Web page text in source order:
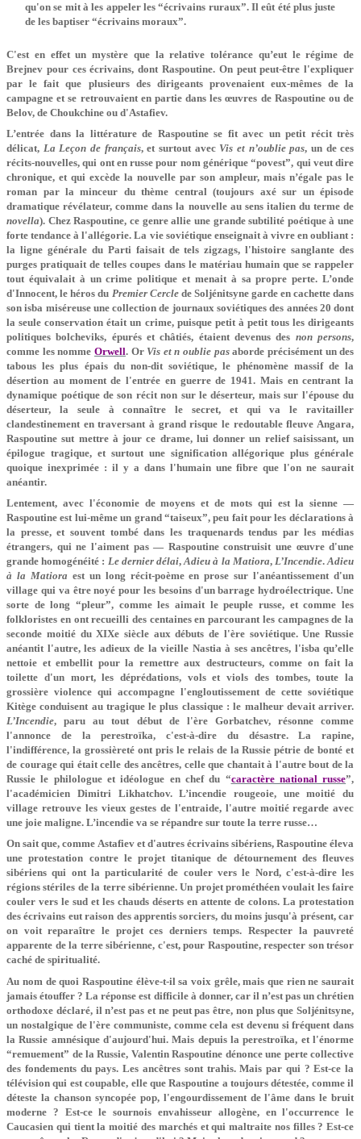
qu'on se mit à les appeler les “écrivains ruraux”. Il eût été plus juste
de les baptiser “écrivains moraux”.
C'est en effet un mystère que la relative tolérance qu’eut le régime de
Brejnev pour ces écrivains, dont Raspoutine. On peut peut-être l'expliquer
par le fait que plusieurs des dirigeants provenaient eux-mêmes de la
campagne et se retrouvaient en partie dans les œuvres de Raspoutine ou de
Belov, de Choukchine ou d'Astafiev.
L’entrée dans la littérature de Raspoutine se fit avec un petit récit très
délicat, La Leçon de français, et surtout avecVis et n’oublie pas, un de ces
récits-nouvelles, qui ont en russe pour nom générique “povest”, qui veut dire
chronique, et qui excède la nouvelle par son ampleur, mais n’égale pas le
roman par la minceur du thème central (toujours axé sur un épisode
dramatique révélateur, comme dans la nouvelle au sens italien du terme de
novella). Chez Raspoutine, ce genre allie une grande subtilité poétique à une
forte tendance à l'allégorie. La vie soviétique enseignait à vivre en oubliant :
la ligne générale du Parti faisait de tels zigzags, l'histoire sanglante des
purges pratiquait de telles coupes dans le matériau humain que se rappeler
tout équivalait à un crime politique et menait à sa propre perte. L’onde
d'Innocent, le héros du Premier Cerclede Soljénitsyne garde en cachette dans
son isba miséreuse une collection de journaux soviétiques des années 20 dont
la seule conservation était un crime, puisque petit à petit tous les dirigeants
politiques bolcheviks, épurés et châtiés, étaient devenus des non persons,
comme les nomme Orwell. Or Vis et n oublie pasaborde précisément un des
tabous les plus épais du non-dit soviétique, le phénomène massif de la
désertion au moment de l'entrée en guerre de 1941. Mais en centrant la
dynamique poétique de son récit non sur le déserteur, mais sur l'épouse du
déserteur, la seule à connaître le secret, et qui va le ravitailler
clandestinement en traversant à grand risque le redoutable fleuve Angara,
Raspoutine sut mettre à jour ce drame, lui donner un relief saisissant, un
épilogue tragique, et surtout une signification allégorique plus générale
quoique inexprimée : il y a dans l'humain une fibre que l'on ne saurait
anéantir.
Lentement, avec l'économie de moyens et de mots qui est la sienne —
Raspoutine est lui-même un grand “taiseux”, peu fait pour les déclarations à
la presse, et souvent tombé dans les traquenards tendus par les médias
étrangers, qui ne l'aiment pas — Raspoutine construisit une œuvre d'une
grande homogénéité : Le dernier délai,Adieu à la Matiora, L’Incendie.Adieu
à la Matiora est un long récit-poème en prose sur l'anéantissement d'un
village qui va être noyé pour les besoins d'un barrage hydroélectrique. Une
sorte de long “pleur”, comme les aimait le peuple russe, et comme les
folkloristes en ont recueilli des centaines en parcourant les campagnes de la
seconde moitié du XIXe siècle aux débuts de l'ère soviétique. Une Russie
anéantit l'autre, les adieux de la vieille Nastia à ses ancêtres, l'isba qu’elle
nettoie et embellit pour la remettre aux destructeurs, comme on fait la
toilette d'un mort, les déprédations, vols et viols des tombes, toute la
grossière violence qui accompagne l'engloutissement de cette soviétique
Kitège conduisent au tragique le plus classique : le malheur devait arriver.
L’Incendie, paru au tout début de l'ère Gorbatchev, résonne comme
l'annonce de la perestroïka, c'est-à-dire du désastre. La rapine,
l'indifférence, la grossièreté ont pris le relais de la Russie pétrie de bonté et
de courage qui était celle des ancêtres, celle que chantait à l'autre bout de la
Russie le philologue et idéologue en chef du “caractère national russe”,
l'académicien Dimitri Likhatchov. L’incendie rougeoie, une moitié du
village retrouve les vieux gestes de l'entraide, l'autre moitié regarde avec
une joie maligne. L’incendie va se répandre sur toute la terre russe…
On sait que, comme Astafiev et d'autres écrivains sibériens, Raspoutine éleva
une protestation contre le projet titanique de détournement des fleuves
sibériens qui ont la particularité de couler vers le Nord, c'est-à-dire les
régions stériles de la terre sibérienne. Un projet prométhéen voulait les faire
couler vers le sud et les chauds déserts en attente de colons. La protestation
des écrivains eut raison des apprentis sorciers, du moins jusqu'à présent, car
on voit reparaître le projet ces derniers temps. Respecter la pauvreté
apparente de la terre sibérienne, c'est, pour Raspoutine, respecter son trésor
caché de spiritualité.
Au nom de quoi Raspoutine élève-t-il sa voix grêle, mais que rien ne saurait
jamais étouffer ? La réponse est difficile à donner, car il n’est pas un chrétien
orthodoxe déclaré, il n’est pas et ne peut pas être, non plus que Soljénitsyne,
un nostalgique de l'ère communiste, comme cela est devenu si fréquent dans
la Russie amnésique d'aujourd'hui. Mais depuis la perestroïka, et l'énorme
“remuement” de la Russie, Valentin Raspoutine dénonce une perte collective
des fondements du pays. Les ancêtres sont trahis. Mais par qui ? Est-ce la
télévision qui est coupable, elle que Raspoutine a toujours détestée, comme il
déteste la chanson syncopée pop, l'engourdissement de l'âme dans le bruit
moderne ? Est-ce le sournois envahisseur allogène, en l'occurrence le
Caucasien qui tient la moitié des marchés et qui maltraite nos filles ? Est-ce